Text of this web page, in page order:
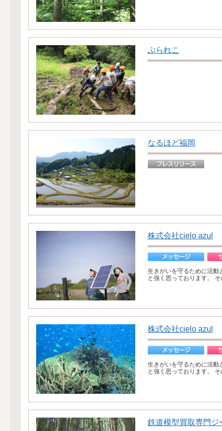
ぷられこ
なるほど福岡
株式会社cielo azul
生きがいを守るために活動
と強く思っております。
株式会社cielo azul
生きがいを守るために活動
と強く思っております。
鉄道模型買取専門ジ